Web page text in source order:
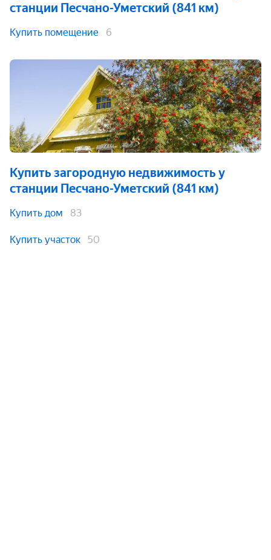
станции Песчано-Уметский (841 км)
Купить помещение 6
Купить загородную недвижимость у
станции Песчано-Уметский (841 км)
Купить дом 83
Купить участок 50